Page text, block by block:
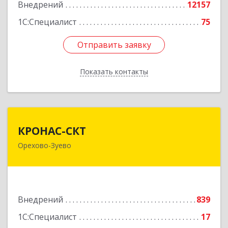
Внедрений
12157
1С:Специалист
75
Отправить заявку
Показать контакты
Отправить заявку
Назад
КРОНАС-СКТ
Орехово-Зуево
Внедрений
839
1С:Специалист
17
142600, Московская обл, Орехово-Зуево г,